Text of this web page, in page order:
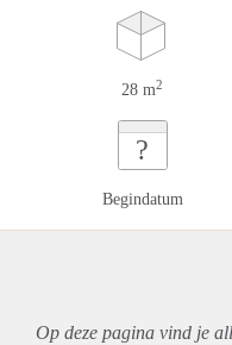
28 m2
?
Begindatum
Op deze pagina vind je